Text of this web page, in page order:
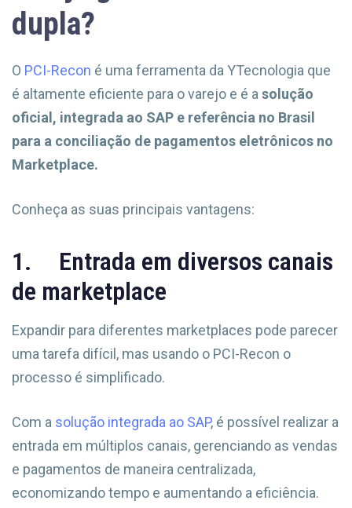
dupla?
O PCI-Recon é uma ferramenta da YTecnologia que
é altamente eficiente para o varejo e é a solução
oficial, integrada ao SAP e referência no Brasil
para a conciliação de pagamentos eletrônicos no
Marketplace.
Conheça as suas principais vantagens:
1. Entrada em diversos canais
de marketplace
Expandir para diferentes marketplaces pode parecer
uma tarefa difícil, mas usando o PCI-Recon o
processo é simplificado.
Com a solução integrada ao SAP, é possível realizar a
entrada em múltiplos canais, gerenciando as vendas
e pagamentos de maneira centralizada,
economizando tempo e aumentando a eficiência.